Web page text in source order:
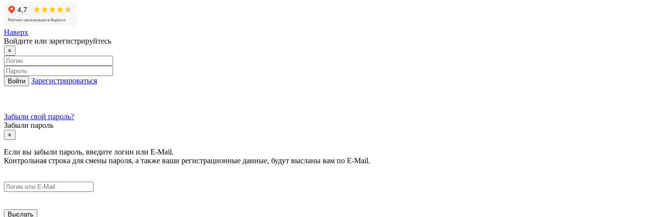
Наверх
Войдите или зарегистрируйтесь
×
Зарегистрироваться
Забыли свой пароль?
Забыли пароль
×
Если вы забыли пароль, введите логин или E-Mail.
Контрольная строка для смены пароля, а также ваши регистрационные данные, будут высланы вам по E-Mail.